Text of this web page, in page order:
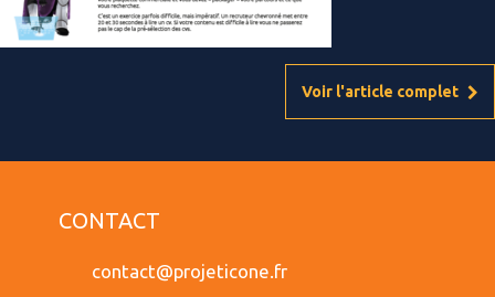
Voir l'article complet
CONTACT
contact@projeticone.fr